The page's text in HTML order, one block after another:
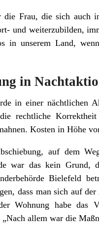
Frau, die sich auch
und weiterzubilden,
in unserem Land,
in
in einer nächtlichen
rechtliche
Kosten in Höhe
auf dem
war das kein
Bielefeld
dass man sich auf
Wohnung habe das
allem war die